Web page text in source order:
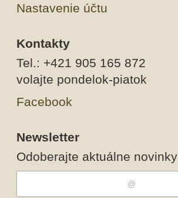
Nastavenie účtu
Kontakty
Tel.: +421 905 165 872
volajte pondelok-piatok
Facebook
Newsletter
Odoberajte aktuálne novinky